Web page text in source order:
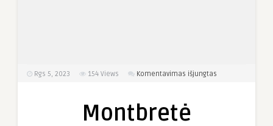
Rgs 5, 2023 154 Views Komentavimas išjungtas
Montbretė